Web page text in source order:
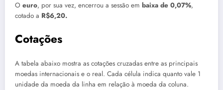
O euro, por sua vez, encerrou a sessão em baixa de 0,07%,
cotado a R$6,20.
Cotações
A tabela abaixo mostra as cotações cruzadas entre as principais
moedas internacionais e o real. Cada célula indica quanto vale 1
unidade da moeda da linha em relação à moeda da coluna.